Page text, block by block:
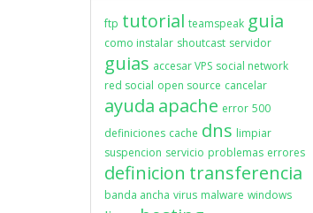
ftp tutorial teamspeak guia
como instalar shoutcast servidor
guias accesar VPS social network
red social open source cancelar
ayuda apache error 500
definiciones cache dns limpiar
suspencion servicio problemas errores
definicion transferencia
banda ancha virus malware windows